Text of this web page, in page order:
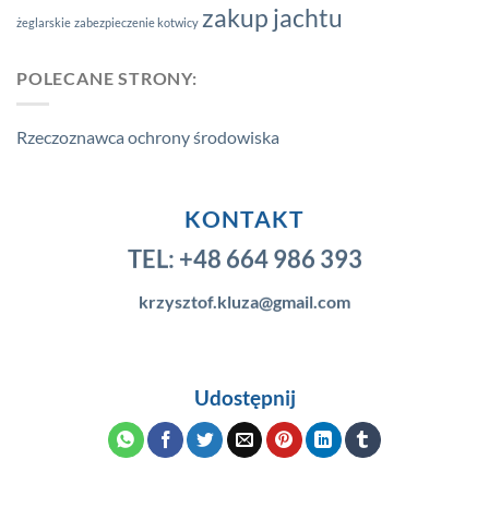
żeglarskie zabezpieczenie kotwicy zakup jachtu
POLECANE STRONY:
Rzeczoznawca ochrony środowiska
KONTAKT
TEL: +48 664 986 393
krzysztof.kluza@gmail.com
Udostępnij